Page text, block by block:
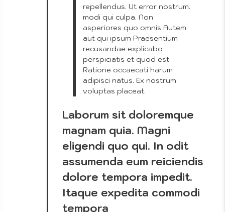
repellendus. Ut error nostrum.
modi qui culpa. Non
asperiores quo omnis Autem
aut qui ipsum Praesentium
recusandae explicabo
perspiciatis et quod est.
Ratione occaecati harum
adipisci natus. Ex nostrum
voluptas placeat.
Laborum sit doloremque
magnam quia. Magni
eligendi quo qui. In odit
assumenda eum reiciendis
dolore tempora impedit.
Itaque expedita commodi
tempora